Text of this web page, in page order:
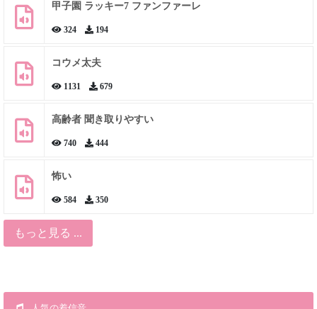
甲子園 ラッキー7 ファンファーレ
324 194
コウメ太夫
1131 679
高齢者 聞き取りやすい
740 444
怖い
584 350
もっと見る ...